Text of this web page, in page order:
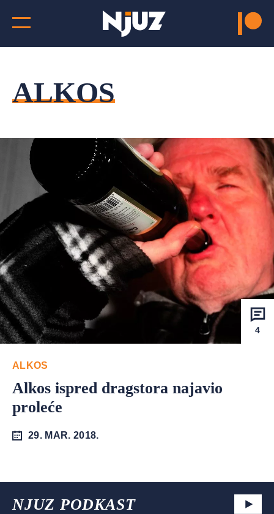
ALKOS
4
ALKOS
Alkos ispred dragstora najavio
proleće
29. MAR. 2018.
NJUZ PODKAST